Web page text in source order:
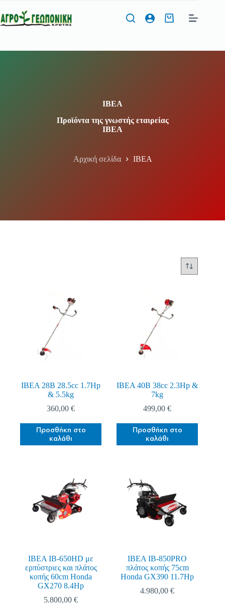
στο
περιεχόμενο
Επιλέξτε είδος
Περιγράψτε μας πιο αναλυτικά
Καλάθι
IBEA
Προϊόντα της γνωστής εταιρείας
IBEA
Αρχική σελίδα IBEA
IBEA 28B 28.5cc 1.7Hp
& 5.5kg
360,00€
Προσθήκη στο
καλάθι
IBEA 40B 38cc 2.3Hp &
7kg
499,00€
Προσθήκη στο
καλάθι
IBEA IB-650HD με
ερπύστριες και πλάτος
κοπής 60cm Honda
GX270 8.4Hp
5.800,00€
IBEA IB-850PRO
πλάτος κοπής 75cm
Honda GX390 11.7Hp
4.980,00€